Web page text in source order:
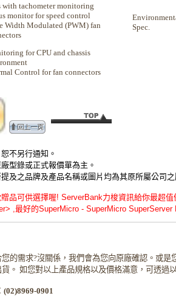
with tachometer monitoring
monitor for speed control
Width Modulated (PWM) fan
for CPU and chassis
Control for fan connectors
Spec.
不另行通知。
型錄或正式報價單為主。
及之品牌及產品名稱或圖片均為其原所屬公司
品可供選擇喔! ServerBank力梭資訊給你最超
,最好的SuperMicro - SuperMicro
的需求?沒關係，我們會為您向原廠確認。或
。 如您對以上產品規格以及價格滿意，可透過
(02)8969-0901